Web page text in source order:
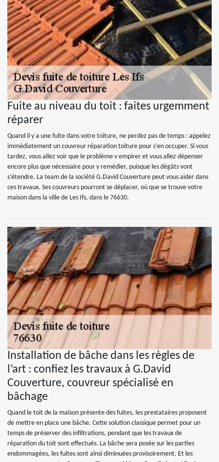
Fuite au niveau du toit : faites urgemment
réparer
Quand il y a une fuite dans votre toiture, ne perdez pas de temps : appelez
immédiatement un couvreur réparation toiture pour s’en occuper. Si vous
tardez, vous allez voir que le problème v empirer et vous allez dépenser
encore plus que nécessaire pour y remédier, puisque les dégâts vont
s’étendre. La team de la société G.David Couverture peut vous aider dans
ces travaux. Ses couvreurs pourront se déplacer, où que se trouve votre
maison dans la ville de Les Ifs, dans le 76630.
Installation de bâche dans les règles de
l’art : confiez les travaux à G.David
Couverture, couvreur spécialisé en
bâchage
Quand le toit de la maison présente des fuites, les prestataires proposent
de mettre en place une bâche. Cette solution classique permet pour un
temps de préserver des infiltrations, pendant que les travaux de
réparation du toit sont effectués. La bâche sera posée sur les parties
endommagées, les fuites sont ainsi diminuées provisoirement. Et les